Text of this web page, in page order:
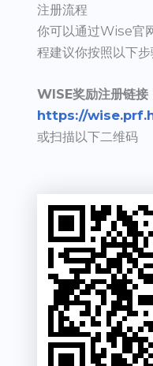
注册流程
你可以通过Wise官
程建议你按照以下步
WISE奖励注册链接
https://
或扫描以下二维码